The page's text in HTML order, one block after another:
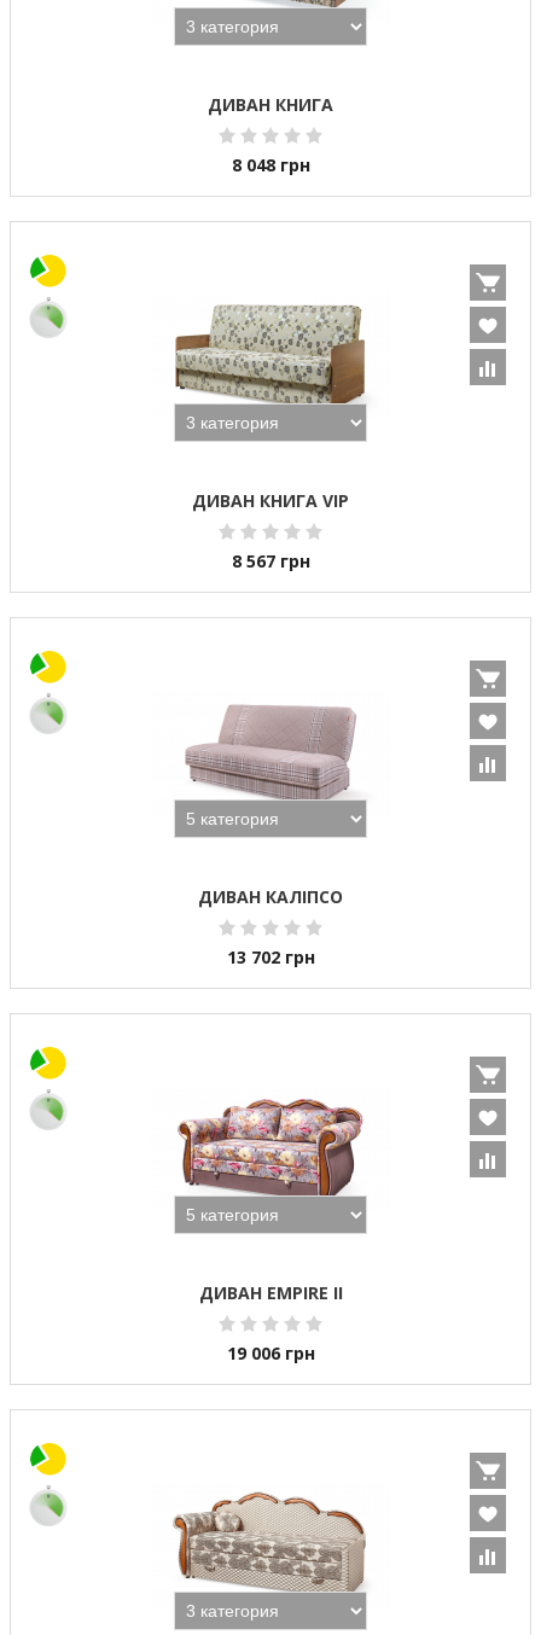
ДИВАН КНИГА
8 048 грн
ДИВАН КНИГА VIP
8 567 грн
ДИВАН КАЛІПСО
13 702 грн
ДИВАН EMPIRE II
19 006 грн